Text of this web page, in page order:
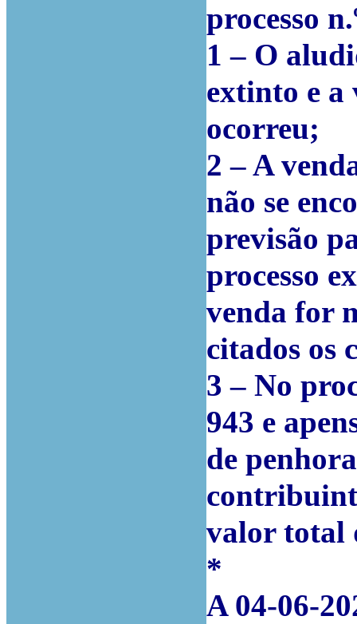
processo
1 – O
extinto e a
ocorreu;
2 – A
não se
previsão
processo
venda for
citados os
3 – No
943 e
de
valor total
*
A 04-06-